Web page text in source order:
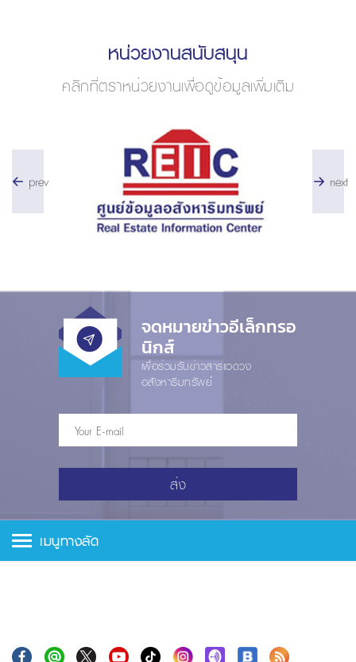
หน่วยงานสนับสนุน
คลิกที่ตราหน่วยงานเพื่อดูข้อมูลเพิ่มเติม
prev next
จดหมายข่าวอีเล็กทรอ
นิกส์
เพื่อร่วมรับข่าวสารแวดวง
อสังหาริมทรัพย์
ส่ง
เมนูทางลัด